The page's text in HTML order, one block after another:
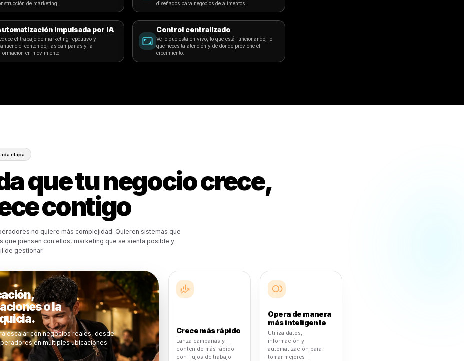
Panaderías Camiones de Comida Para llevar y Entrega
Hecho para restaurantes que
necesitan velocidad, claridad y
Rulrr está construido en torno a una configuración rápida, flujos de trabajo enfocados en
restaurantes, conectividad POS, soporte para múltiples ubicaciones, automatización y
control centralizado.
Configuración rápida
Haz que las campañas y el contenido se muevan
rápidamente sin esperar semanas para una
Enfocado en restaurantes
Promociona menús, entregas, eventos, visitas
repetidas y horas lentas con flujos de trabajo